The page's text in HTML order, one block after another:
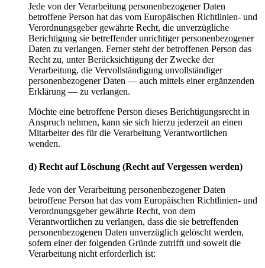
Jede von der Verarbeitung personenbezogener Daten
betroffene Person hat das vom Europäischen Richtlinien- und
Verordnungsgeber gewährte Recht, die unverzügliche
Berichtigung sie betreffender unrichtiger personenbezogener
Daten zu verlangen. Ferner steht der betroffenen Person das
Recht zu, unter Berücksichtigung der Zwecke der
Verarbeitung, die Vervollständigung unvollständiger
personenbezogener Daten — auch mittels einer ergänzenden
Erklärung — zu verlangen.
Möchte eine betroffene Person dieses Berichtigungsrecht in
Anspruch nehmen, kann sie sich hierzu jederzeit an einen
Mitarbeiter des für die Verarbeitung Verantwortlichen
wenden.
d) Recht auf Löschung (Recht auf Vergessen werden)
Jede von der Verarbeitung personenbezogener Daten
betroffene Person hat das vom Europäischen Richtlinien- und
Verordnungsgeber gewährte Recht, von dem
Verantwortlichen zu verlangen, dass die sie betreffenden
personenbezogenen Daten unverzüglich gelöscht werden,
sofern einer der folgenden Gründe zutrifft und soweit die
Verarbeitung nicht erforderlich ist: